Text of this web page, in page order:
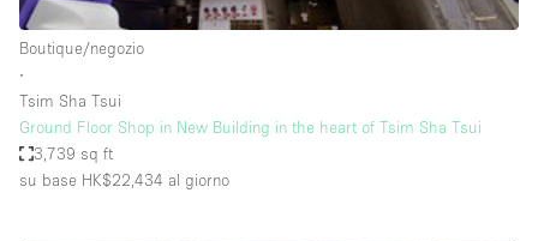
Giardino
Illuminazione
Impianto audiovisivo
Industriale
Internet
Boutique/negozio
∙
Tsim Sha Tsui
Ground Floor Shop in New Building in the heart of Tsim Sha Tsui
3,739 sq ft
su base HK$22,434 al giorno